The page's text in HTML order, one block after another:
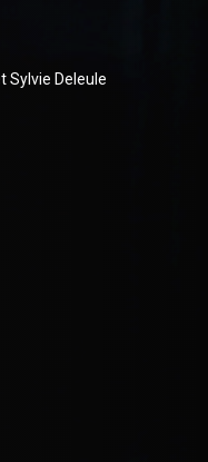
Sylvie Deleule